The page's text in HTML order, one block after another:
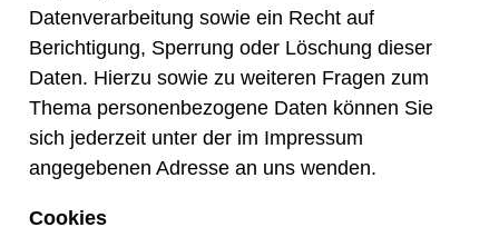
Datenverarbeitung sowie ein Recht auf
Berichtigung, Sperrung oder Löschung dieser
Daten. Hierzu sowie zu weiteren Fragen zum
Thema personenbezogene Daten können Sie
sich jederzeit unter der im Impressum
angegebenen Adresse an uns wenden.
Cookies